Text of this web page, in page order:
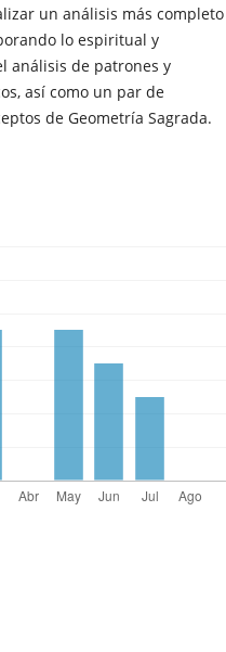
un análisis más completo
lo espiritual y
análisis de patrones y
así como un par de
de Geometría Sagrada.